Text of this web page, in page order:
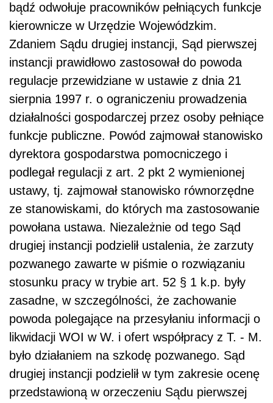
bądź odwołuje pracowników pełniących funkcje
kierownicze w Urzędzie Wojewódzkim.
Zdaniem Sądu drugiej instancji, Sąd pierwszej
instancji prawidłowo zastosował do powoda
regulacje przewidziane w ustawie z dnia 21
sierpnia 1997 r. o ograniczeniu prowadzenia
działalności gospodarczej przez osoby pełniące
funkcje publiczne. Powód zajmował stanowisko
dyrektora gospodarstwa pomocniczego i
podlegał regulacji z art. 2 pkt 2 wymienionej
ustawy, tj. zajmował stanowisko równorzędne
ze stanowiskami, do których ma zastosowanie
powołana ustawa. Niezależnie od tego Sąd
drugiej instancji podzielił ustalenia, że zarzuty
pozwanego zawarte w piśmie o rozwiązaniu
stosunku pracy w trybie art. 52 § 1 k.p. były
zasadne, w szczególności, że zachowanie
powoda polegające na przesyłaniu informacji o
likwidacji WOI w W. i ofert współpracy z T. - M.
było działaniem na szkodę pozwanego. Sąd
drugiej instancji podzielił w tym zakresie ocenę
przedstawioną w orzeczeniu Sądu pierwszej